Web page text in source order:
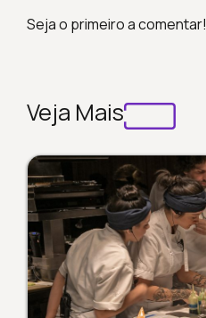
Seja o primeiro a comentar!
Veja Mais